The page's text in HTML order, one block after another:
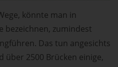
könnte man in
bezeichnen, zumindest
Das tun angesichts
über 2500 Brücken einige,